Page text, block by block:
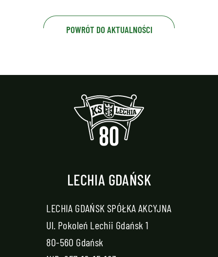
POWRÓT DO AKTUALNOŚCI
LECHIA GDAŃSK
LECHIA GDAŃSK SPÓŁKA AKCYJNA
Ul. Pokoleń Lechii Gdańsk 1
80-560 Gdańsk